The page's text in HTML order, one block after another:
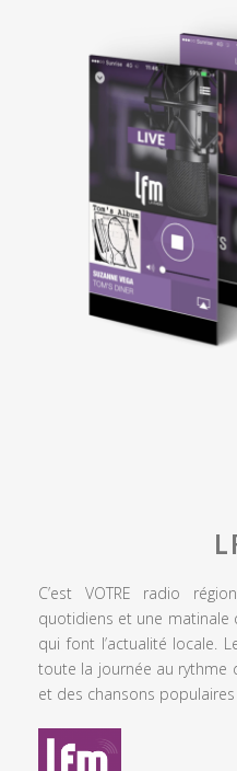
C’est VOTRE radio
quotidiens et une matinale
qui font l’actualité locale.
toute la journée au rythme
et des chansons populaires